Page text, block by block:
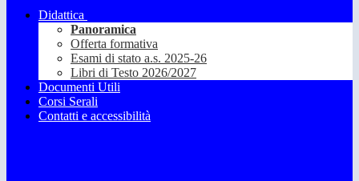
Didattica
Panoramica
Offerta formativa
Esami di stato a.s. 2025-26
Libri di Testo 2026/2027
Documenti Utili
Corsi Serali
Contatti e accessibilità